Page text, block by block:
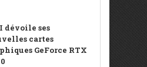
dévoile ses
cartes
GeForce RTX